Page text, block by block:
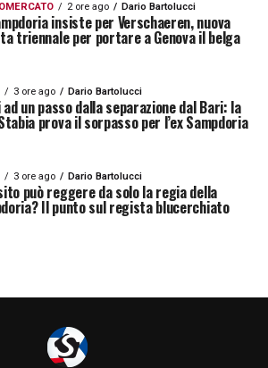
2 ore ago Dario Bartolucci
insiste per Verschaeren, nuova
triennale per portare a Genova il belga
3 ore ago Dario Bartolucci
un passo dalla separazione dal Bari: la
prova il sorpasso per l’ex Sampdoria
3 ore ago Dario Bartolucci
può reggere da solo la regia della
Il punto sul regista blucerchiato